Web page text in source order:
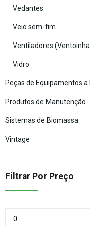
Vedantes
Veio sem-fim
Ventiladores
Vidro
Peças de Equipamentos
Produtos de Manutenção
Sistemas de Biomassa
Vintage
Filtrar Por Preço